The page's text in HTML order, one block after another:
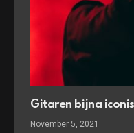
Gitaren bijna
November 5, 2021